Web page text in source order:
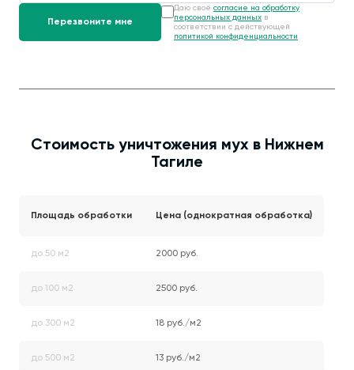
Даю своё согласие на обработку
персональных данных в
соответствии с действующей
политикой конфиденциальности .
Стоимость уничтожения мух в Нижнем
Тагиле
Площадь обработки Цена (однократная обработка)
до 50 м2 2000 руб.
до 100 м2 2500 руб.
до 300 м2 18 руб./м2
до 500 м2 13 руб./м2